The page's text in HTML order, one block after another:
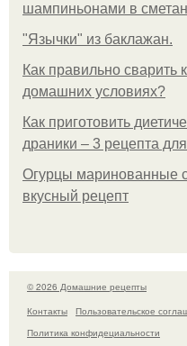
шампиньонами в
"Язычки" из баклажан.
Как правильно сварить
домашних условиях?
Как приготовить
драники – 3 рецепта
Огурцы маринованные
вкусный рецепт
© 2026 Домашние рецепты
Контакты
Пользовательское
Политика конфидециальности